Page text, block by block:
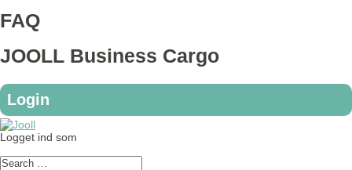
FAQ
JOOLL Business Cargo
Login
Logget ind som